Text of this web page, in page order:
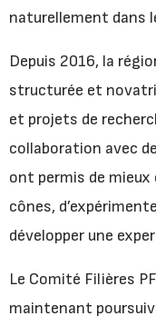
naturellement dans
Depuis 2016, la
structurée et
et projets de
collaboration avec
ont permis de
cônes,
développer une
Le Comité Filières
maintenant